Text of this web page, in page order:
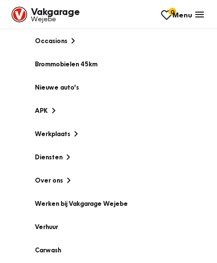
Vakgarage
Wejebe
0Menu
Occasions
Brommobielen 45km
Nieuwe auto's
APK
Werkplaats
Diensten
Over ons
Werken bij Vakgarage Wejebe
Verhuur
Carwash